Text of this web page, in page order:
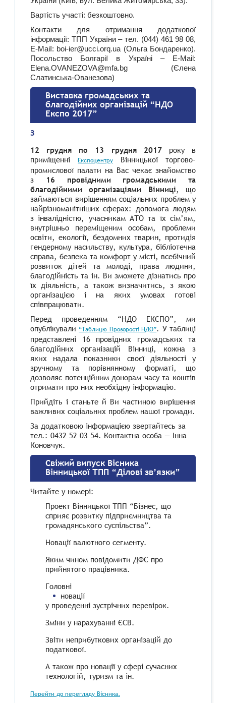
Вартість участі: безкоштовно.
Контакти для отримання додаткової
інформації: ТПП України – тел. (044) 461 98 08,
Е-МаіІ: boi-ier@ucci.orq.ua (Ольга Бондаренко).
Посольство Болгарії в Україні – E-Mail:
Elena.OVANEZOVA@mfa.bg (Єлена
Слатинська-Ованезова)
Виставка громадських та
благодійних організацій “НДО
Експо 2017”
З
12 грудня по 13 грудня 2017року в
приміщенні Eкспоцентру Вінницької торгово-
промислової палати на Вас чекає знайомство
з
16 провідними громадськими та
благодійними організаціями Вінниці, що
займаються вирішенням соціальних проблем у
найрізноманітніших сферах: допомога людям
з інвалідністю, учасникам АТО та їх сім’ям,
внутрішньо переміщеним особам, проблеми
освіти, екології, бездомних тварин, протидія
гендерному насильству, культура, бібліотечна
справа, безпека та комфорт у місті, всебічний
розвиток дітей та молоді, права людини,
благодійність та ін. Ви зможете дізнатись про
їх діяльність, а також визначитись, з якою
організацією і на яких умовах готові
співпрацювати.
Перед проведенням “НДО ЕКСПО”, ми
опублікували “Таблицю Прозорості НДО”. У таблиці
представлені 16 провідних громадських та
благодійних організацій Вінниці, кожна з
яких надала показники своєї діяльності у
зручному та порівнянному форматі, що
дозволяє потенційним донорам часу та коштів
отримати про них необхідну інформацію.
Прийдіть і станьте й Ви частиною вирішення
важливих соціальних проблем нашої громади.
За додатковою інформацією звертайтесь за
тел.: 0432 52 03 54. Контактна особа — Інна
Коновчук.
Свіжий випуск Вісника
Вінницької ТПП “Ділові зв’язки”
Читайте у номері:
Проект Вінницької ТПП “Бізнес, що
сприяє розвитку підприємництва та
громадянського суспільства”.
Новації валютного сегменту.
Яким чином повідомити ДФС про
прийнятого працівника.
Головні
новації
у проведенні зустрічних перевірок.
Зміни у нарахуванні ЄСВ.
Звіти неприбуткових організацій до
податкової.
А також про новації у сфері сучасних
технологій, туризм та ін.
Перейти до перегляду Вісника.